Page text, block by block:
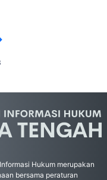
Hukum merupakan
bersama peraturan